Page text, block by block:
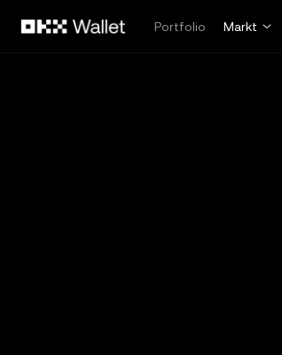
Portfolio
Markt